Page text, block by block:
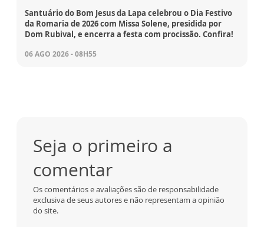
Santuário do Bom Jesus da Lapa celebrou o Dia Festivo
da Romaria de 2026 com Missa Solene, presidida por
Dom Rubival, e encerra a festa com procissão. Confira!
06 AGO 2026 - 08H55
Seja o primeiro a
comentar
Os comentários e avaliações são de responsabilidade
exclusiva de seus autores e não representam a opinião
do site.